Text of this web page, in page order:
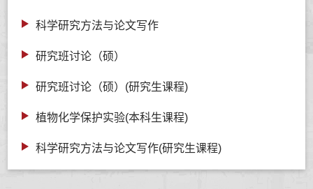
科学研究方法与论文写作
研究班讨论（硕）
研究班讨论（硕）(研究生课程)
植物化学保护实验(本科生课程)
科学研究方法与论文写作(研究生课程)